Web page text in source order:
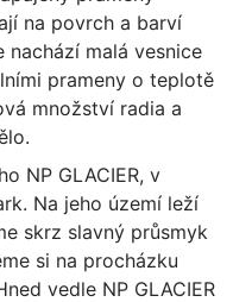
na povrch a barví
nachází malá vesnice
prameny o teplotě
množství radia a
NP GLACIER, v
Na jeho území leží
skrz slavný průsmyk
si na procházku
vedle NP GLACIER